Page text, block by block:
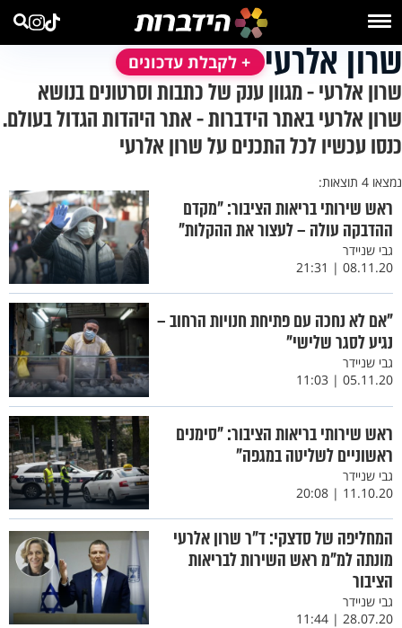
שרון אלרעי + לקבלת עדכונים
שרון אלרעי - מגוון ענק של כתבות וסרטונים בנושא
שרון אלרעי באתר הידברות - אתר היהדות הגדול בעולם.
כנסו עכשיו לכל התכנים על שרון אלרעי
נמצאו 4 תוצאות:
ראש שירותי בריאות הציבור: "מקדם
ההדבקה עולה – לעצור את ההקלות"
גבי שניידר
08.11.20 | 21:31
"אם לא נחכה עם פתיחת חנויות הרחוב –
נגיע לסגר שלישי"
גבי שניידר
05.11.20 | 11:03
ראש שירותי בריאות הציבור: "סימנים
ראשוניים לשליטה במגפה"
גבי שניידר
11.10.20 | 20:08
המחליפה של סדצקי: ד"ר שרון אלרעי
מונתה למ"מ ראש השירות לבריאות
הציבור
גבי שניידר
28.07.20 | 11:44